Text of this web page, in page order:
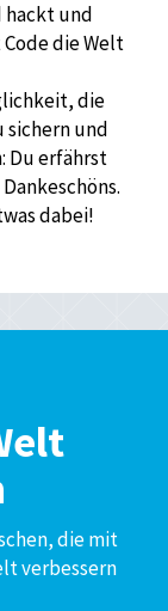
und
die Welt
die
sichern und
Du erfährst
dabei!
die mit
verbessern